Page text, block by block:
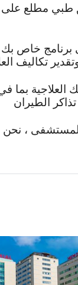
مطلع على
خاص بك
تكاليف
العلاجية بما
الطيران
،